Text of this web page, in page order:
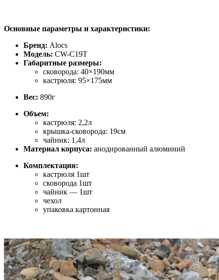
Основные параметры и характеристики:
Бренд: Alocs
Модель: CW-C19T
Габаритные размеры:
сковорода: 40×190мм
кастрюля: 95×175мм
Вес: 890г
Объем:
кастрюля: 2,2л
крышка-сковорода: 19см
чайник: 1,4л
Материал корпуса: анодированный алюминий
Комплектация:
кастрюля 1шт
сковорода 1шт
чайник — 1шт
чехол
упаковка картонная